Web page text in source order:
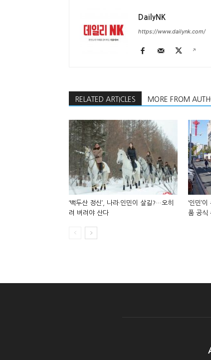
DailyNK
https://www.dailynk.com/
RELATED ARTICLES MORE FROM
‘백두산 정신’, 나라·인민이 살길?…오히
려 버려야 산다
‘인민’
품 공식